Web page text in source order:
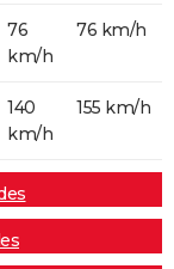
76
km/h
76 km/h
140
km/h
155 km/h